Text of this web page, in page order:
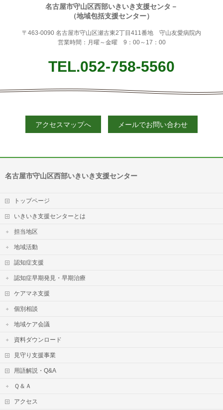
名古屋市守山区西部いきいき支援センタ－
（地域包括支援センター）
〒463-0090 名古屋市守山区瀬古東2丁目411番地 守山友愛病院内
営業時間：月曜～金曜 9：00～17：00
TEL.052-758-5560
アクセスマップへ メールでお問い合わせ
名古屋市守山区西部いきいき支援センター
トップページ
いきいき支援センターとは
担当地区
地域活動
認知症支援
認知症早期発見・早期治療
ケアマネ支援
個別相談
地域ケア会議
資料ダウンロード
見守り支援事業
用語解説・Q&A
Ｑ＆Ａ
アクセス